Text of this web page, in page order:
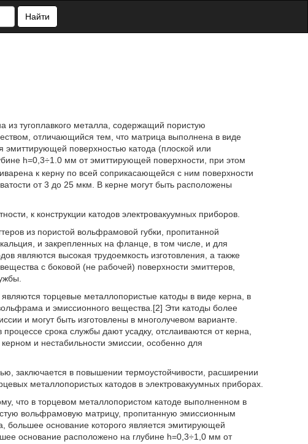
Найти
из тугоплавкого металла, содержащий пористую
отличающийся тем, что матрица выполнена в виде
эмиттирующей поверхностью катода (плоской или
h=0,3÷1.0 мм от эмиттирующей поверхности, при этом
к керну по всей соприкасающейся с ним поверхности
от 3 до 25 мкм. В керне могут быть расположены
к конструкции катодов электровакуумных приборов.
из пористой вольфрамовой губки, пропитанной
и закрепленных на фланце, в том числе, и для
являются высокая трудоемкость изготовления, а также
с боковой (не рабочей) поверхности эмиттеров,
торцевые металлопористые катоды в виде керна, в
и эмиссионного вещества.[2] Эти катоды более
и могут быть изготовлены в многолучевом варианте.
срока службы дают усадку, отслаиваются от керна,
и нестабильности эмиссии, особенно для
заключается в повышении термоустойчивости, расширении
металлопористых катодов в электровакуумных приборах.
что в торцевом металлопористом катоде выполненном в
вольфрамовую матрицу, пропитанную эмиссионным
большее основание которого является эмитирующей
основание расположено на глубине h=0,3÷1,0 мм от